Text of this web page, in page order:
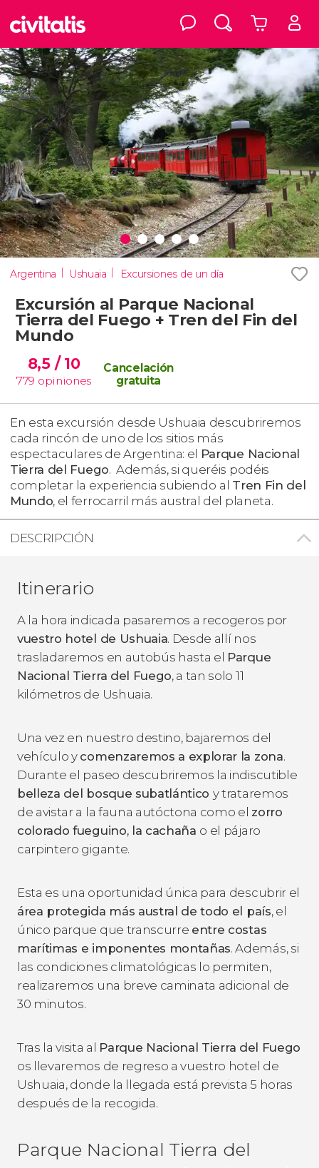
Argentina Ushuaia Excursiones de un día
Excursión al Parque Nacional
Tierra del Fuego + Tren del Fin del
Mundo
8,5 / 10
779 opiniones
Cancelación
gratuita
En esta excursión desde Ushuaia descubriremos
cada rincón de uno de los sitios más
espectaculares de Argentina: el Parque Nacional
Tierra del Fuego. Además, si queréis podéis
completar la experiencia subiendo al Tren Fin del
Mundo, el ferrocarril más austral del planeta.
DESCRIPCIÓN
Itinerario
A la hora indicada pasaremos a recogeros por
vuestro hotel de Ushuaia. Desde allí nos
trasladaremos en autobús hasta el Parque
Nacional Tierra del Fuego, a tan solo 11
kilómetros de Ushuaia.
Una vez en nuestro destino, bajaremos del
vehículo y comenzaremos a explorar la zona.
Durante el paseo descubriremos la indiscutible
belleza del bosque subatlántico y trataremos
de avistar a la fauna autóctona como el zorro
colorado fueguino, la cachaña o el pájaro
carpintero gigante.
Esta es una oportunidad única para descubrir el
área protegida más austral de todo el país, el
único parque que transcurre entre costas
marítimas e imponentes montañas. Además, si
las condiciones climatológicas lo permiten,
realizaremos una breve caminata adicional de
30 minutos.
Tras la visita al Parque Nacional Tierra del Fuego
os llevaremos de regreso a vuestro hotel de
Ushuaia, donde la llegada está prevista 5 horas
después de la recogida.
Parque Nacional Tierra del